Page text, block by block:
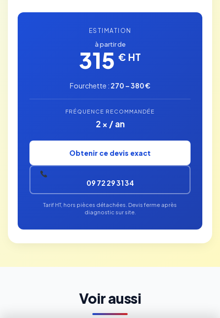
ESTIMATION
à partir de
315 € HT
Fourchette : 270 – 380 €
FRÉQUENCE RECOMMANDÉE
2 × / an
Obtenir ce devis exact
09 72 29 31 34
Tarif HT, hors pièces détachées. Devis ferme après
diagnostic sur site.
Voir aussi